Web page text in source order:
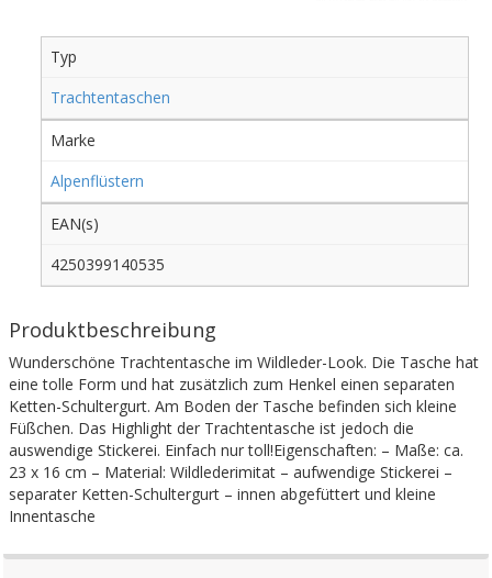
Typ
Trachtentaschen
Marke
Alpenflüstern
EAN(s)
4250399140535
Produktbeschreibung
Wunderschöne Trachtentasche im Wildleder-Look. Die Tasche hat
eine tolle Form und hat zusätzlich zum Henkel einen separaten
Ketten-Schultergurt. Am Boden der Tasche befinden sich kleine
Füßchen. Das Highlight der Trachtentasche ist jedoch die
auswendige Stickerei. Einfach nur toll!Eigenschaften: – Maße: ca.
23 x 16 cm – Material: Wildlederimitat – aufwendige Stickerei –
separater Ketten-Schultergurt – innen abgefüttert und kleine
Innentasche